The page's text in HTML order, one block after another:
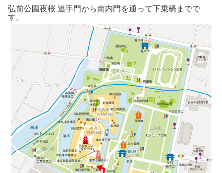
弘前公園夜桜 追手門から南内門を通って下乗橋までで
す。